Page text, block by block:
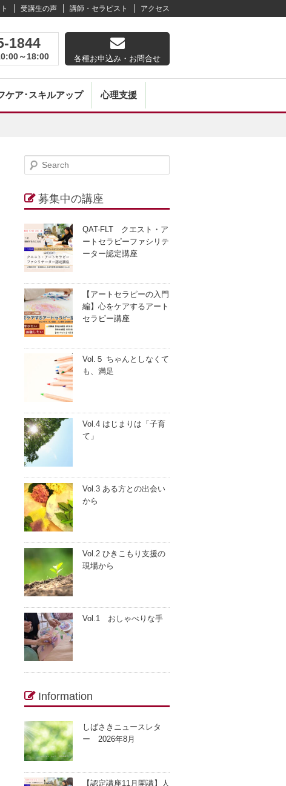
受講生の声 講師・セラピスト アクセス
各種お申込み・お問合せ
1844
～18:00
ケア･スキルアップ 心理支援
S
a
r
c
h
募集中の講座
QAT-FLT クエスト・ア
ートセラピーファシリテ
ーター認定講座
【アートセラピーの入門
編】心をケアするアート
セラピー講座
Vol.５ ちゃんとしなくて
も、満足
Vol.4 はじまりは「子育
て」
Vol.3 ある方との出会い
から
Vol.2 ひきこもり支援の
現場から
Vol.1 おしゃべりな手
Information
しばさきニュースレタ
ー 2026年8月
【認定講座11月開講】人